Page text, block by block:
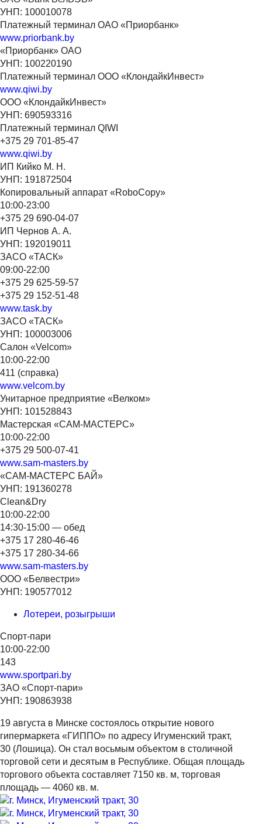
УНП: 100010078
Платежный терминал ОАО «Приорбанк»
www.priorbank.by
«Приорбанк» ОАО
УНП: 100220190
Платежный терминал ООО «КлондайкИнвест»
www.qiwi.by
ООО «КлондайкИнвест»
УНП: 690593316
Платежный терминал QIWI
+375 29 701-85-47
www.qiwi.by
ИП Кийко М. Н.
УНП: 191872504
Копировальный аппарат «RoboCopy»
10:00-23:00
+375 29 690-04-07
ИП Чернов А. А.
УНП: 192019011
ЗАСО «ТАСК»
09:00-22:00
+375 29 625-59-57
+375 29 152-51-48
www.task.by
ЗАСО «ТАСК»
УНП: 100003006
Салон «Velcom»
10:00-22:00
411 (справка)
www.velcom.by
Унитарное предприятие «Велком»
УНП: 101528843
Мастерская «САМ-МАСТЕРС»
10:00-22:00
+375 29 500-07-41
www.sam-masters.by
«САМ-МАСТЕРС БАЙ»
УНП: 191360278
Clean&Dry
10:00-22:00
14:30-15:00 — обед
+375 17 280-46-46
+375 17 280-34-66
www.sam-masters.by
ООО «Белвестри»
УНП: 190577012
Лотереи, розыгрыши
Спорт-пари
10:00-22:00
143
www.sportpari.by
ЗАО «Спорт-пари»
УНП: 190863938
19 августа в Минске состоялось открытие нового
гипермаркета «ГИППО» по адресу Игуменский тракт,
30 (Лошица). Он стал восьмым объектом в столичной
торговой сети и десятым в Республике. Общая площадь
торгового объекта составляет 7150 кв. м, торговая
площадь — 4060 кв. м.